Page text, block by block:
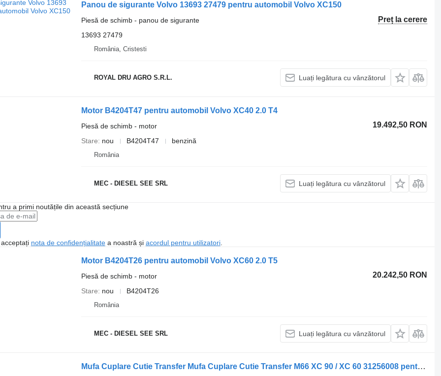
Panou de sigurante Volvo 13693 27479 pentru automobil Volvo XC150
Preț la cerere
Piesă de schimb - panou de sigurante
13693 27479
România, Cristesti
ROYAL DRU AGRO S.R.L. Luați legătura cu vânzătorul
Motor B4204T47 pentru automobil Volvo XC40 2.0 T4
19.492,50 RON
Piesă de schimb - motor
Stare
nou B4204T47 benzină
România
MEC - DIESEL SEE SRL Luați legătura cu vânzătorul
a primi noutățile din această secțiune
nota de confidențialitatea noastră și acordul pentru utilizatori.
Motor B4204T26 pentru automobil Volvo XC60 2.0 T5
20.242,50 RON
Piesă de schimb - motor
Stare
nou B4204T26
România
MEC - DIESEL SEE SRL Luați legătura cu vânzătorul
Mufa Cuplare Cutie Transfer Mufa Cuplare Cutie Transfer M66 XC 90 / XC 60 31256008 pentru automobil Volvo XC 90